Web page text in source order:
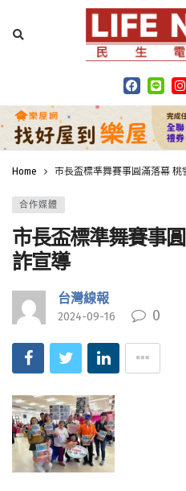
Home 市長盃標準舞賽事圓滿落幕 桃
合作媒體
市長盃標準舞賽事
詐宣導
台灣線報
2024-09-16 0